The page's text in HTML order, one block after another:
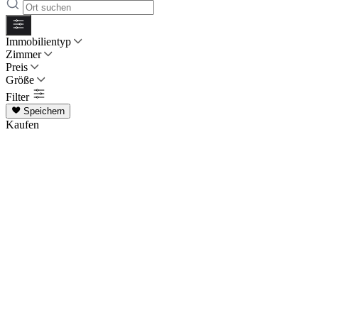
Immobilientyp
Zimmer
Preis
Größe
Filter
Speichern
Kaufen